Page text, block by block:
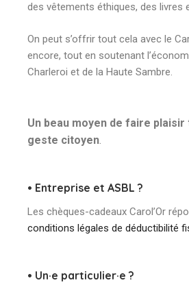
des vêtements éthiques, des livres
On peut s’offrir tout cela avec le
encore, tout en soutenant
Charleroi et de la Haute Sambre.
Un beau moyen de faire
geste citoyen.
• Entreprise et ASBL ?
Les chèques-cadeaux Carol’Or
conditions légales de déductibilité
• Un·e particulier·e ?